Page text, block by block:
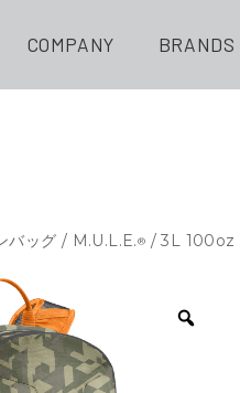
COMPANY BRANDS
バッグ / M.U.L.E.® / 3L 100oz